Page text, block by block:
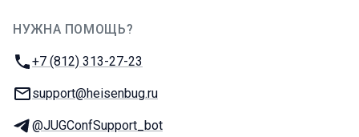
НУЖНА ПОМОЩЬ?
Телефон:
+7 (812) 313-27-23
E-mail:
support@heisenbug.ru
Телеграм:
@JUGConfSupport_bot